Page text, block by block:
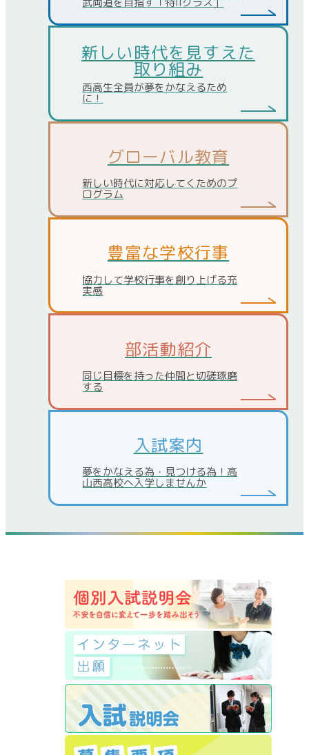
新しい時代を見すえた
取り組み
西高生全員が夢をかなえるため
に！
グローバル教育
新しい時代に対応してくためのプ
ログラム
豊富な学校行事
協力して学校行事を創り上げる充
実感
部活動紹介
同じ目標を持った仲間と切磋琢磨
する
入試案内
夢をかなえる為・見つける為！高
山西高校へ入学しませんか